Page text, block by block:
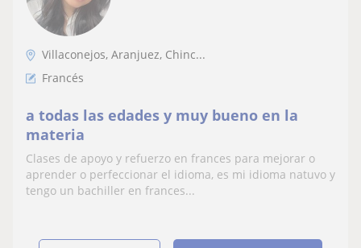
Villaconejos, Aranjuez, Chinc...
Francés
a todas las edades y muy bueno en la
materia
Clases de apoyo y refuerzo en frances para mejorar o
aprender o perfeccionar el idioma, es mi idioma natuvo y
tengo un bachiller en frances...